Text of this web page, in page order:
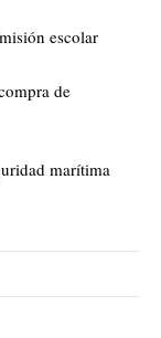
escolar
de
marítima